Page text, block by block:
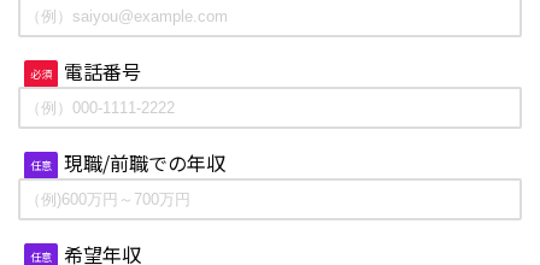
必須 電話番号
任意 現職/前職での年収
任意 希望年収